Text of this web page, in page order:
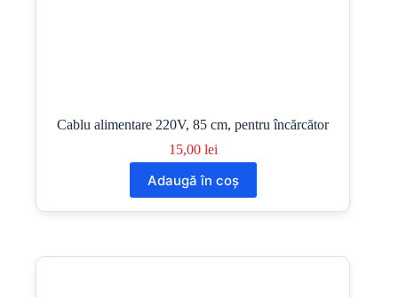
Cablu alimentare 220V, 85 cm, pentru încărcător
15,00 lei
Adaugă în coș